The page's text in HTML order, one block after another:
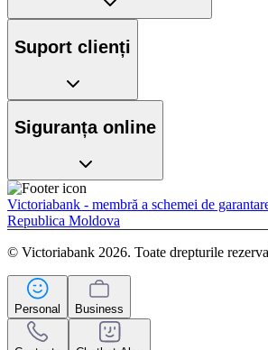
Suport clienți
Siguranța online
Victoriabank - membră a schemei de
Republica Moldova
© Victoriabank 2026. Toate drepturile
Personal Business